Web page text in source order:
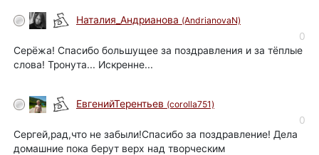
Наталия_Андрианова (AndrianovaN)
0
Серёжа! Спасибо большущее за поздравления и за тёплые
слова! Тронута... Искренне...
ЕвгенийТерентьев (corolla751)
0
Сергей,рад,что не забыли!Спасибо за поздравление! Дела
домашние пока берут верх над творческим